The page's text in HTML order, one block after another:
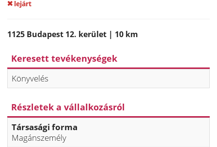
lejárt
1125 Budapest 12. kerület | 10 km
Keresett tevékenységek
Könyvelés
Részletek a vállalkozásról
Társasági forma
Magánszemély